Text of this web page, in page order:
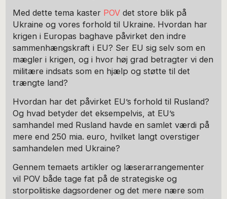
Med dette tema kaster POVdet store blik på
Ukraine og vores forhold til Ukraine. Hvordan har
krigen i Europas baghave påvirket den indre
sammenhængskraft i EU? Ser EU sig selv som en
mægler i krigen, og i hvor høj grad betragter vi den
militære indsats som en hjælp og støtte til det
trængte land?
Hvordan har det påvirket EU’s forhold til Rusland?
Og hvad betyder det eksempelvis, at EU’s
samhandel med Rusland havde en samlet værdi på
mere end 250 mia. euro, hvilket langt overstiger
samhandelen med Ukraine?
Gennem temaets artikler og læserarrangementer
vil POV både tage fat på de strategiske og
storpolitiske dagsordener og det mere nære som